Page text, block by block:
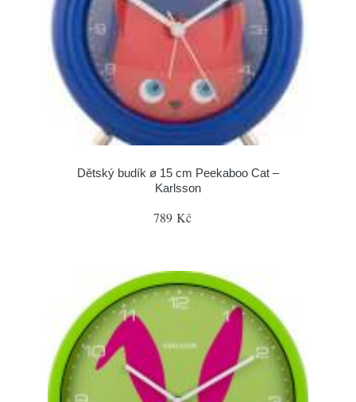
Dětský budík ø 15 cm Peekaboo Cat –
Karlsson
789 Kč